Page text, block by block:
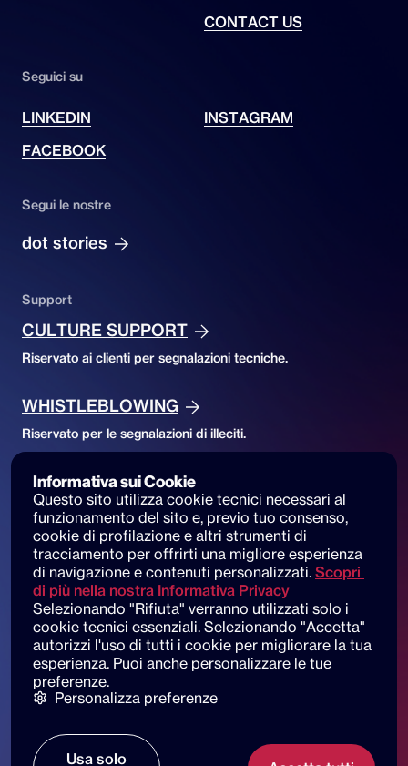
CONTACT US
Seguici su
LINKEDIN
INSTAGRAM
FACEBOOK
Segui le nostre
dot stories
Support
CULTURE SUPPORT
Riservato ai clienti per segnalazioni tecniche.
WHISTLEBLOWING
Riservato per le segnalazioni di illeciti.
Accessibility
ACCESSIBILITY DECLARATION
Accessibilità del sito e segnalazioni
© 2025 dot beyond srl. All rights reserved
C.F. e P. IVA: 14530051003
Piazza di Sant'Andrea della Valle, 6
00186 Roma
Le nostre sedi
Informativa sui Cookie
Questo sito utilizza cookie tecnici necessari al
funzionamento del sito e, previo tuo consenso,
cookie di profilazione e altri strumenti di
tracciamento per offrirti una migliore esperienza
di navigazione e contenuti personalizzati. Scopri
di più nella nostra Informativa Privacy
Selezionando "Rifiuta" verranno utilizzati solo i
cookie tecnici essenziali. Selezionando "Accetta"
autorizzi l'uso di tutti i cookie per migliorare la tua
esperienza. Puoi anche personalizzare le tue
preferenze.
Personalizza preferenze
Usa solo